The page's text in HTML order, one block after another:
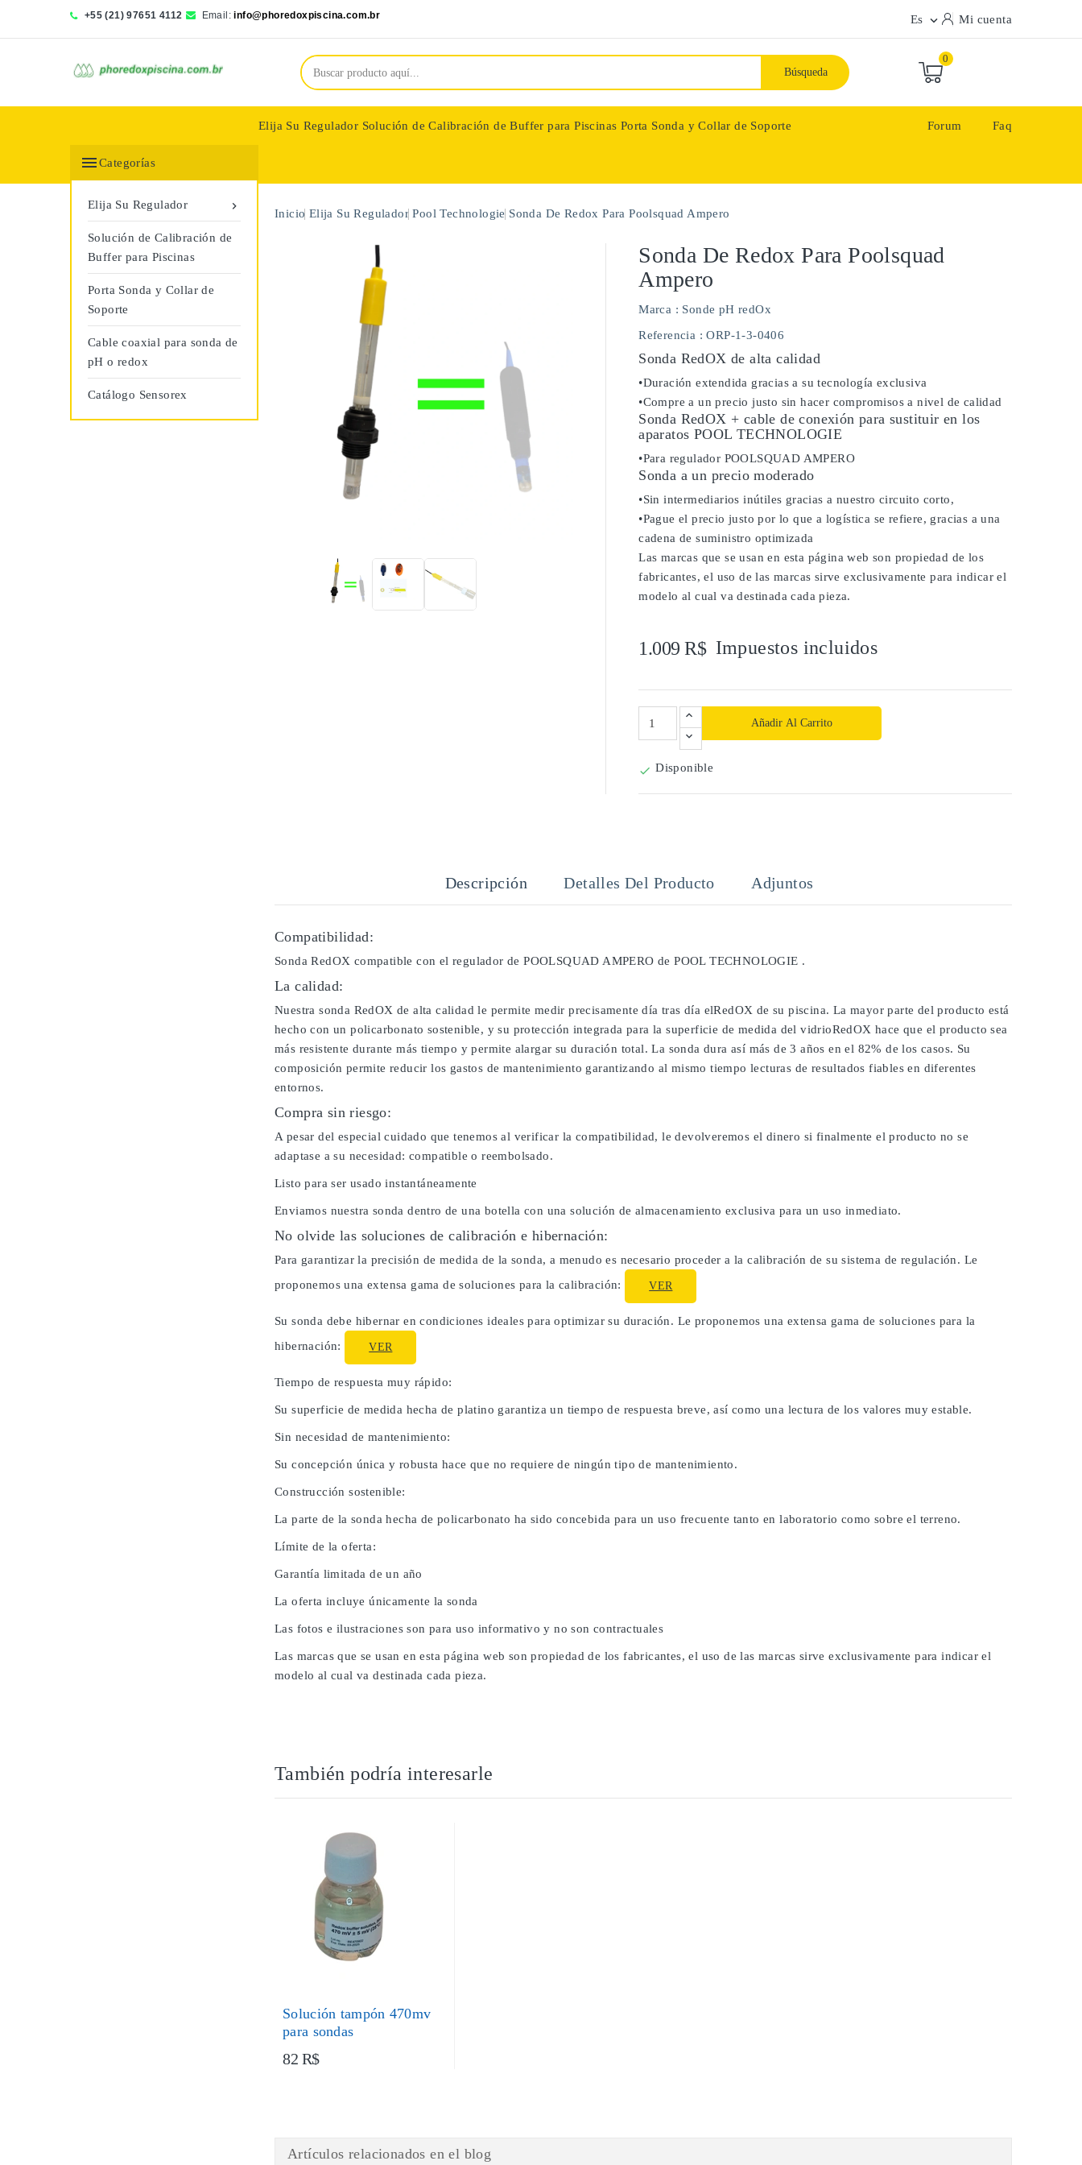
+55 (21) 97651 4112 Email: info@phoredoxpiscina.com.br Es  Mi cuenta
Búsqueda
0
Elija Su Regulador Solución de Calibración de Buffer para Piscinas Porta Sonda y Collar de Soporte Forum Faq
Categorías

Elija Su Regulador
Solución de Calibración de
Buffer para Piscinas
Porta Sonda y Collar de
Soporte
Cable coaxial para sonda de
pH o redox
Catálogo Sensorex
Inicio Elija Su Regulador Pool Technologie Sonda De Redox Para Poolsquad Ampero
Sonda De Redox Para Poolsquad
Ampero
Marca : Sonde pH redOx
Referencia : ORP-1-3-0406
Sonda RedOX de alta calidad
•Duración extendida gracias a su tecnología exclusiva
•Compre a un precio justo sin hacer compromisos a nivel de calidad
Sonda RedOX + cable de conexión para sustituir en los
aparatos POOL TECHNOLOGIE
•Para regulador POOLSQUAD AMPERO
Sonda a un precio moderado
•Sin intermediarios inútiles gracias a nuestro circuito corto,
•Pague el precio justo por lo que a logística se refiere, gracias a una
cadena de suministro optimizada
Las marcas que se usan en esta página web son propiedad de los
fabricantes, el uso de las marcas sirve exclusivamente para indicar el
modelo al cual va destinada cada pieza.
1.009 R$ Impuestos incluidos
Añadir Al Carrito
 Disponible
Descripción Detalles Del Producto Adjuntos
Compatibilidad:
Sonda RedOX compatible con el regulador de POOLSQUAD AMPERO de POOL TECHNOLOGIE .
La calidad:
Nuestra sonda RedOX de alta calidad le permite medir precisamente día tras día elRedOX de su piscina. La mayor parte del producto está
hecho con un policarbonato sostenible, y su protección integrada para la superficie de medida del vidrioRedOX hace que el producto sea
más resistente durante más tiempo y permite alargar su duración total. La sonda dura así más de 3 años en el 82% de los casos. Su
composición permite reducir los gastos de mantenimiento garantizando al mismo tiempo lecturas de resultados fiables en diferentes
entornos.
Compra sin riesgo:
A pesar del especial cuidado que tenemos al verificar la compatibilidad, le devolveremos el dinero si finalmente el producto no se
adaptase a su necesidad: compatible o reembolsado.
Listo para ser usado instantáneamente
Enviamos nuestra sonda dentro de una botella con una solución de almacenamiento exclusiva para un uso inmediato.
No olvide las soluciones de calibración e hibernación:
Para garantizar la precisión de medida de la sonda, a menudo es necesario proceder a la calibración de su sistema de regulación. Le
proponemos una extensa gama de soluciones para la calibración:
VER
Su sonda debe hibernar en condiciones ideales para optimizar su duración. Le proponemos una extensa gama de soluciones para la
hibernación:
VER
Tiempo de respuesta muy rápido:
Su superficie de medida hecha de platino garantiza un tiempo de respuesta breve, así como una lectura de los valores muy estable.
Sin necesidad de mantenimiento:
Su concepción única y robusta hace que no requiere de ningún tipo de mantenimiento.
Construcción sostenible:
La parte de la sonda hecha de policarbonato ha sido concebida para un uso frecuente tanto en laboratorio como sobre el terreno.
Límite de la oferta:
Garantía limitada de un año
La oferta incluye únicamente la sonda
Las fotos e ilustraciones son para uso informativo y no son contractuales
Las marcas que se usan en esta página web son propiedad de los fabricantes, el uso de las marcas sirve exclusivamente para indicar el
modelo al cual va destinada cada pieza.
También podría interesarle
Solución tampón 470mv
para sondas
82 R$
Artículos relacionados en el blog